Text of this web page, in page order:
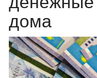
КАЗАХСТАН
МИР
дома